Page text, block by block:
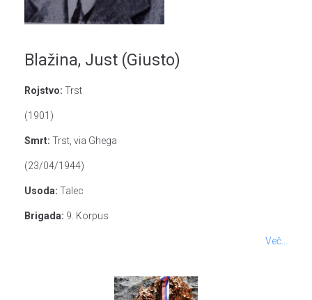
Blažina, Just (Giusto)
Rojstvo: Trst
(1901)
Smrt: Trst, via Ghega
(23/04/1944)
Usoda: Talec
Brigada: 9. Korpus
Več...